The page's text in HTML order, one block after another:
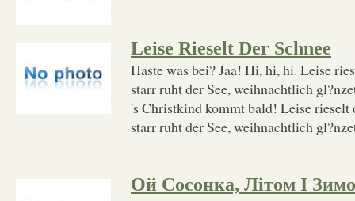
Leise Rieselt Der Schnee
Haste was bei? Jaa! Hi, hi, hi. Leise
starr ruht der See, weihnachtlich
's Christkind kommt bald! Leise rieselt
starr ruht der See, weihnachtlich
Ой Сосонка, Літом І